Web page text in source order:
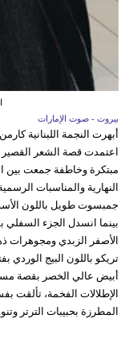
بيروت - صوت الإمارات
أبهرت النجمة اللبنانية
اعتمدت قصة الشعر القصير
مبتكرة وخاطفة جمعت بين
النهارية والمناسبات
جمبسوت طويل باللون
بينما انسدل الجزء
الأصفر الزبدي ومجوهرات
تريكو باللون البيج
أبيض عالي الخصر بقصة
الإطلالات الفخمة، تألقت
المطرزة بحبيبات الترتر